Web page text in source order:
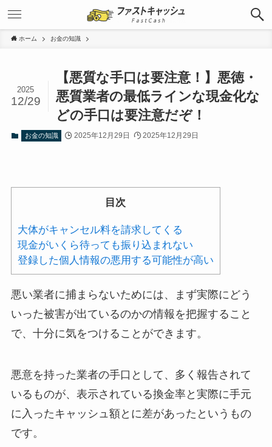
ホーム お金の知識
【悪質な手口は要注意！】悪徳・
悪質業者の最低ラインな現金化な
どの手口は要注意だぞ！
2025
12/29
お金の知識 2025年12月29日 2025年12月29日
目次
大体がキャンセル料を請求してくる
現金がいくら待っても振り込まれない
登録した個人情報の悪用する可能性が高い
悪い業者に捕まらないためには、まず実際にどう
いった被害が出ているのかの情報を把握すること
で、十分に気をつけることができます。
悪意を持った業者の手口として、多く報告されて
いるものが、表示されている換金率と実際に手元
に入ったキャッシュ額とに差があったというもの
です。